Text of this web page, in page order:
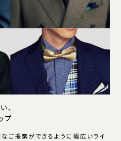
、
プ
ご提案ができるように幅広いライ